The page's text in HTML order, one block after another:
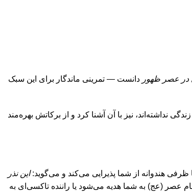
عصر ظهور دانست — تمرینی ماندگار برای این سبک
نداشته‌اند، نیز با آن آشنا کرد و از برکاتش بهره‌مند
ظرفی هندوانه از شما پذیرایی می‌کند و می‌گوید:این نذر
عصر (عج) به شما هدیه می‌شود یا راننده تاکسی‌ای به